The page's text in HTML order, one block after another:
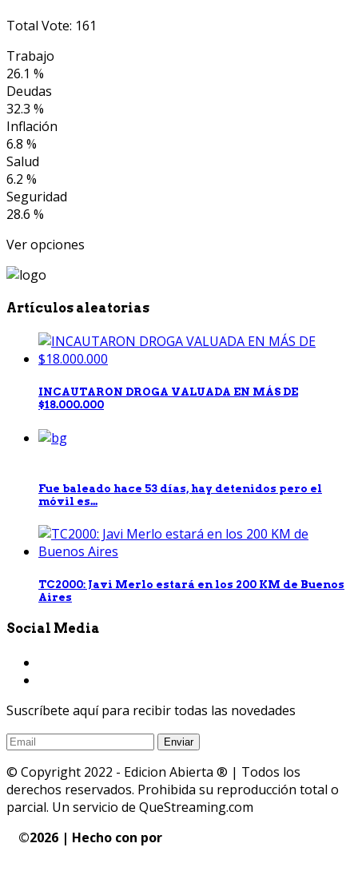
Total Vote: 161
Trabajo
26.1 %
Deudas
32.3 %
Inflación
6.8 %
Salud
6.2 %
Seguridad
28.6 %
Ver opciones
Artículos aleatorias
INCAUTARON DROGA VALUADA EN MÁS DE
$18.000.000
Fue baleado hace 53 días, hay detenidos pero el
móvil es...
TC2000: Javi Merlo estará en los 200 KM de Buenos
Aires
Social Media
Suscríbete aquí para recibir todas las novedades
© Copyright 2022 - Edicion Abierta ® | Todos los
derechos reservados. Prohibida su reproducción total o
parcial. Un servicio de QueStreaming.com
©2026 | Hecho con por